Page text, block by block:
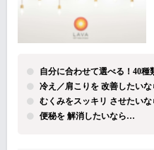
自分に合わせて選べる！40
冷え／肩こりを 改善したい
むくみをスッキリ させたい
便秘を 解消したいなら…